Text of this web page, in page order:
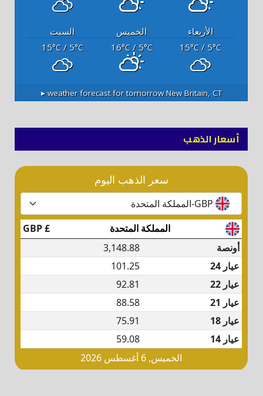
الأربعاء الخميس
السبت
15°C / 5°C
16°C/ 5°C
15°C/ 5°C
New Britain, CT
weather forecast for tomorrow ▸
أسعار الذهب